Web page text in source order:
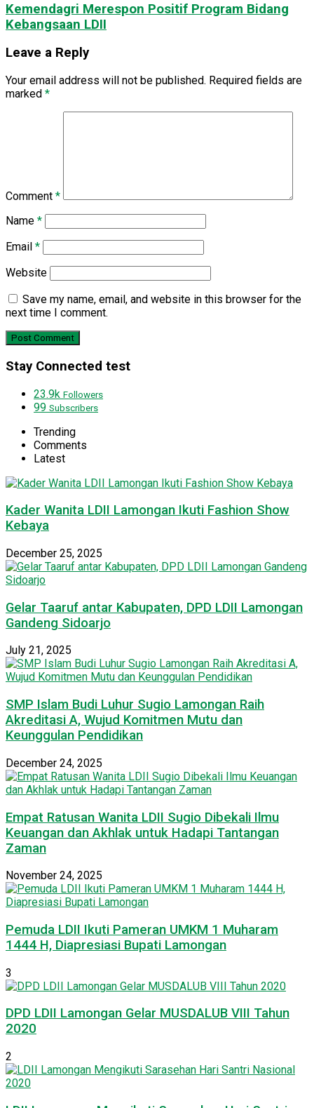
Kemendagri Merespon Positif Program Bidang
Kebangsaan LDII
Leave a Reply
Your email address will not be published. Required fields are
marked *
Comment *
Name *
Email *
Website
Save my name, email, and website in this browser for the
next time I comment.
Stay Connected test
23.9k Followers
99 Subscribers
Trending
Comments
Latest
Kader Wanita LDII Lamongan Ikuti Fashion Show
Kebaya
December 25, 2025
Gelar Taaruf antar Kabupaten, DPD LDII Lamongan
Gandeng Sidoarjo
July 21, 2025
SMP Islam Budi Luhur Sugio Lamongan Raih
Akreditasi A, Wujud Komitmen Mutu dan
Keunggulan Pendidikan
December 24, 2025
Empat Ratusan Wanita LDII Sugio Dibekali Ilmu
Keuangan dan Akhlak untuk Hadapi Tantangan
Zaman
November 24, 2025
Pemuda LDII Ikuti Pameran UMKM 1 Muharam
1444 H, Diapresiasi Bupati Lamongan
3
DPD LDII Lamongan Gelar MUSDALUB VIII Tahun
2020
2